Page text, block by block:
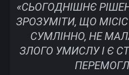
«СЬОГОДНІШНЄ
ЗРОЗУМІТИ, ЩО
СУМЛІННО, НЕ
ЗЛОГО УМИСЛУ І Є